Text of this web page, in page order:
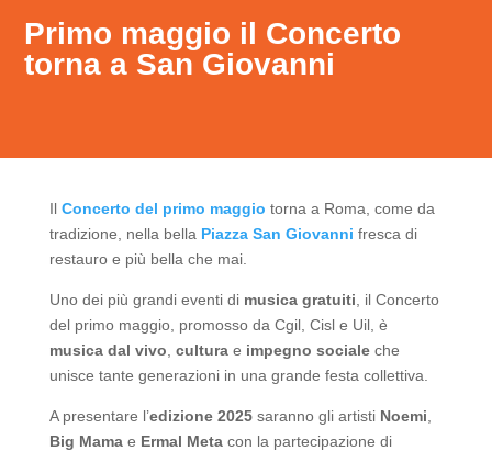
Primo maggio il Concerto
torna a San Giovanni
Il Concerto del primo maggio torna a Roma, come da
tradizione, nella bella Piazza San Giovanni fresca di
restauro e più bella che mai.
Uno dei più grandi eventi di musica gratuiti , il Concerto
del primo maggio, promosso da Cgil, Cisl e Uil, è
musica dal vivo culturae impegno socialeche
unisce tante generazioni in una grande festa collettiva.
A presentare l’edizione 2025saranno gli artisti Noemi
Big Mamae Ermal Metacon la partecipazione di